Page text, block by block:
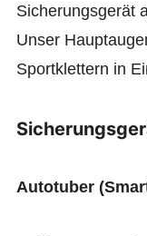
Sicherungsgerät
Unser
Sportklettern in
Autotuber